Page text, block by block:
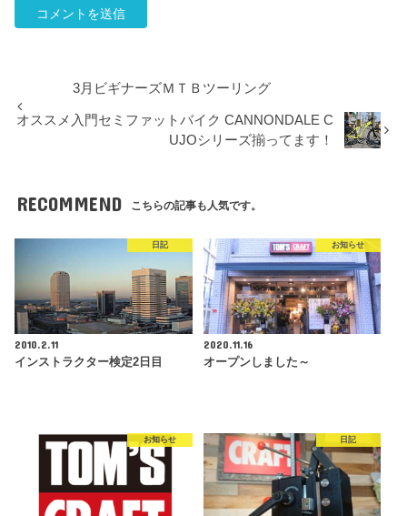
3月ビギナーズＭＴＢツーリング
オススメ入門セミファットバイク CANNONDALE C
UJOシリーズ揃ってます！
RECOMMEND こちらの記事も人気です。
日記
2010.2.11
インストラクター検定2日目
お知らせ
2020.11.16
オープンしました～
お知らせ 日記